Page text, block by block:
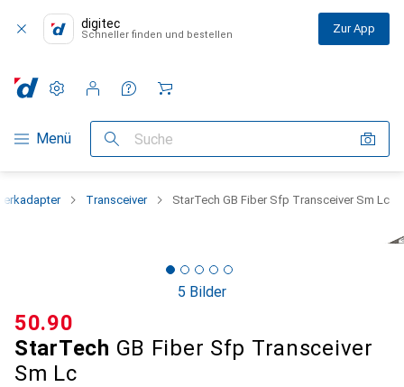
digitec
Schneller finden und bestellen Zur App
Navigation nach Kategorien
Menü Suche
Einstellungen
Kundenkonto
Vergleichslisten
Merklisten
Warenkorb
Transceiver StarTech GB Fiber Sfp Transceiver Sm Lc
5 Bilder
StarTech GB Fiber Sfp Transceiver
Sm Lc
CHF
50.90